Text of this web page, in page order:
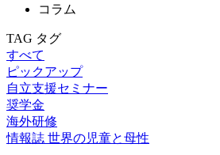
コラム
TAG タグ
すべて
ピックアップ
自立支援セミナー
奨学金
海外研修
情報誌 世界の児童と母性